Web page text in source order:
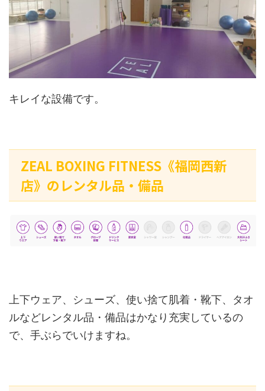
キレイな設備です。
ZEAL BOXING FITNESS《福岡西新
店》のレンタル品・備品
上下ウェア、シューズ、使い捨て肌着・靴下、タオ
ルなどレンタル品・備品はかなり充実しているの
で、手ぶらでいけますね。